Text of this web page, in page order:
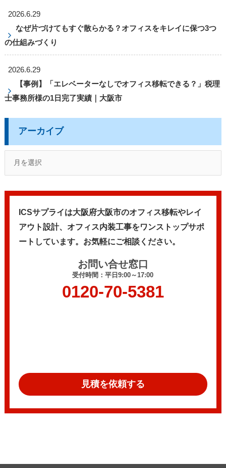
2026.6.29
なぜ片づけてもすぐ散らかる？オフィスをキレイに保つ3つ
の仕組みづくり
2026.6.29
【事例】「エレベーターなしでオフィス移転できる？」税理
士事務所様の1日完了実績｜大阪市
アーカイブ
ICSサプライは大阪府大阪市のオフィス移転やレイ
アウト設計、 オフィス内装工事をワンストップサポ
ートしています。 お気軽にご相談ください。
お問い合せ窓口
受付時間：平日9:00～17:00
0120-70-5381
見積を依頼する